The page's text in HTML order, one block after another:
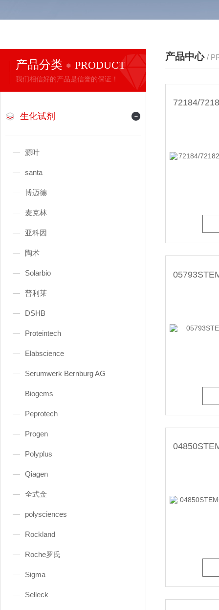
产品分类 PRODUCT
我们相信好的产品是信誉的保证！
生化试剂
源叶
santa
博迈德
麦克林
亚科因
陶术
Solarbio
普利莱
DSHB
Proteintech
Elabscience
Serumwerk Bernburg AG
Biogems
Peprotech
Progen
Polyplus
Qiagen
全式金
polysciences
Rockland
Roche罗氏
Sigma
Selleck
产品中心 /